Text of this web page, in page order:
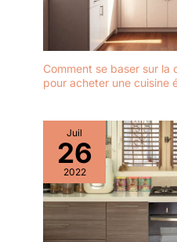
Comment se baser sur
pour acheter une cuisine
Juil
26
2022